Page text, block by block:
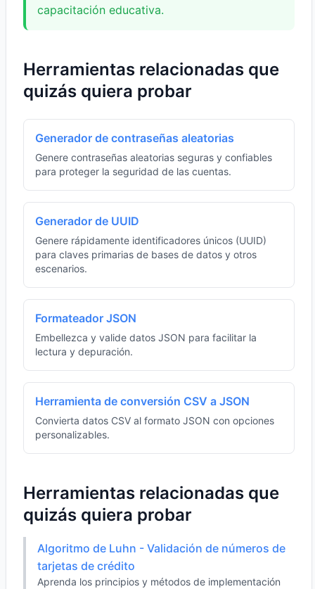
capacitación educativa.
Herramientas relacionadas que
quizás quiera probar
Generador de contraseñas aleatorias
Genere contraseñas aleatorias seguras y confiables
para proteger la seguridad de las cuentas.
Generador de UUID
Genere rápidamente identificadores únicos (UUID)
para claves primarias de bases de datos y otros
escenarios.
Formateador JSON
Embellezca y valide datos JSON para facilitar la
lectura y depuración.
Herramienta de conversión CSV a JSON
Convierta datos CSV al formato JSON con opciones
personalizables.
Herramientas relacionadas que
quizás quiera probar
Algoritmo de Luhn - Validación de números de
tarjetas de crédito
Aprenda los principios y métodos de implementación